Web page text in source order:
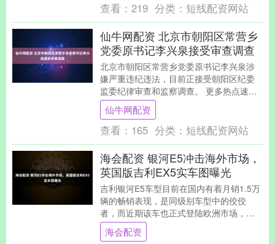
查看： 219 分类： 短线配资网站
仙牛网配资 北京市朝阳区常营乡
党委原书记李兴泉接受审查调查
北京市朝阳区常营乡党委原书记李兴泉涉
嫌严重违纪违法，目前正接受朝阳区纪委
监委纪律审查和监察调查。 更多热点速
报、权威资讯、深度分析尽在北京日报
App....
仙牛网配资
查看： 165 分类： 短线配资网站
海会配资 银河E5冲击海外市场，
英国版吉利EX5实车图曝光
吉利银河E5车型目前在国内有着月销1.5万
辆的畅销表现，是同级别车型中的佼佼
者，而近期该车也正式登陆欧洲市场，与
比亚迪元Plus、B10等车型一同向洋品牌发
起挑....
海会配资